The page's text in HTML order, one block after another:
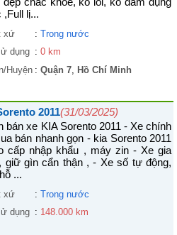
lị...
xứ : Trong nước
dụng : 0 km
Huyện : Quận 7, Hồ Chí Minh
2011(31/03/2025)
bán xe KIA Sorento 2011 - Xe chính
bán nhanh gọn - kia Sorento 2011
cấp nhập khẩu , máy zin - Xe gia
giữ gìn cẩn thận , - Xe số tự động,
...
xứ : Trong nước
dụng : 148.000 km